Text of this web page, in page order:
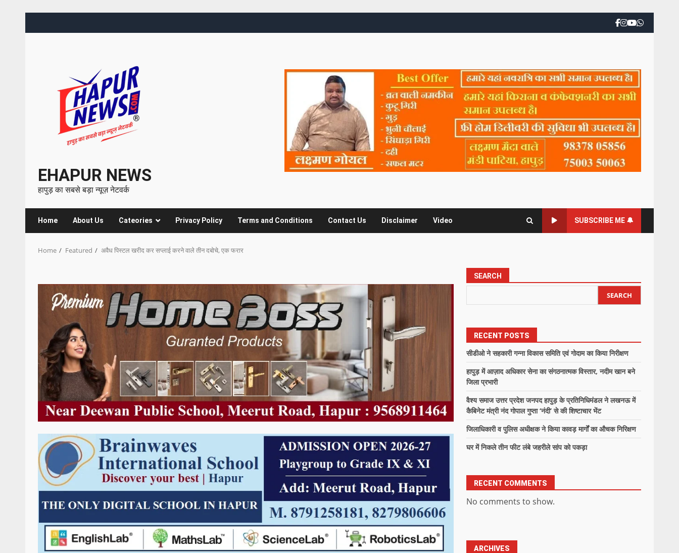
EHAPUR NEWS
हापुड़ का सबसे बड़ा न्यूज़ नेटवर्क
Home About Us Cateories Privacy Policy Terms and Conditions Contact Us Disclaimer Video SUBSCRIBE ME 🔔
Home Featured अवैध पिस्टल खरीद कर सप्लाई करने वाले तीन दबोचे, एक फरार
SEARCH
SEARCH
RECENT POSTS
सीडीओ ने सहकारी गन्ना विकास समिति एवं गोदाम का किया निरीक्षण
हापुड़ में आज़ाद अधिकार सेना का संगठनात्मक विस्तार, नदीम खान बने
जिला प्रभारी
वैश्य समाज उत्तर प्रदेश जनपद हापुड़ के प्रतिनिधिमंडल ने लखनऊ में
कैबिनेट मंत्री नंद गोपाल गुप्ता ‘नंदी’ से की शिष्टाचार भेंट
जिलाधिकारी व पुलिस अधीक्षक ने किया कावड़ मार्गों का औचक निरिक्षण
घर में निकले तीन फीट लंबे जहरीले सांप को पकड़ा
RECENT COMMENTS
No comments to show.
ARCHIVES